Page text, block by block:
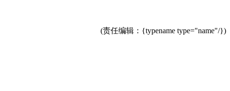
(责任编辑：{typename type="name"/})